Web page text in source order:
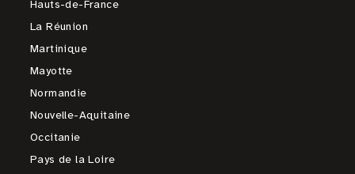
Hauts-de-France
La Réunion
Martinique
Mayotte
Normandie
Nouvelle-Aquitaine
Occitanie
Pays de la Loire